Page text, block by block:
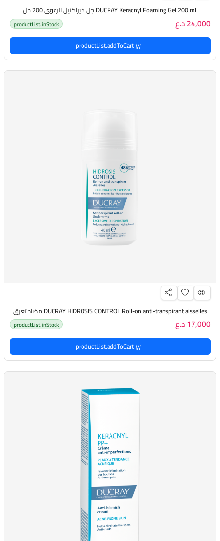
DUCRAY Keracnyl Foaming Gel 200 mL جل كيراكنيل الرغوي 200 مل
24,000 د.ع productList.inStock
productList.addToCart
DUCRAY HIDROSIS CONTROL Roll-on anti-transpirant aisselles مضاد تعرق
17,000 د.ع productList.inStock
productList.addToCart